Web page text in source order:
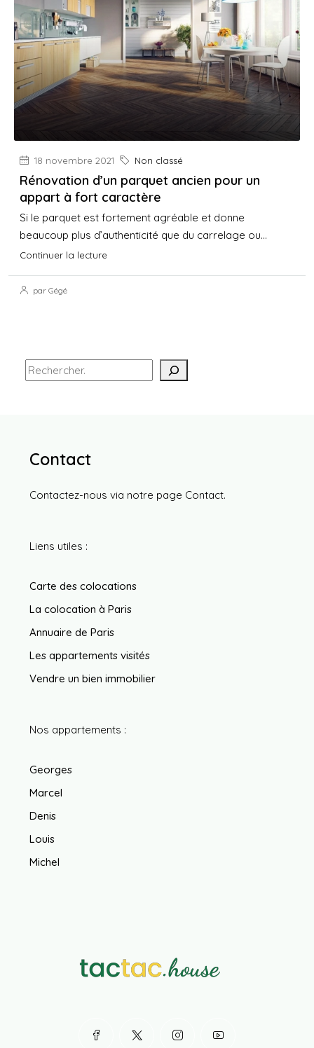
18 novembre 2021 Non classé
Rénovation d’un parquet ancien pour un
appart à fort caractère
Si le parquet est fortement agréable et donne
beaucoup plus d’authenticité que du carrelage ou...
Continuer la lecture
par Gégé
Contact
Contactez-nous via notre page Contact.
Liens utiles :
Carte des colocations
La colocation à Paris
Annuaire de Paris
Les appartements visités
Vendre un bien immobilier
Nos appartements :
Georges
Marcel
Denis
Louis
Michel